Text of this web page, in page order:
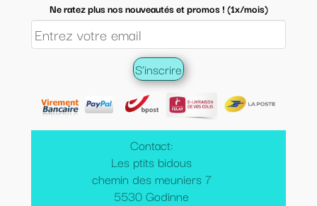
Contact:
Les ptits bidous
chemin des meuniers 7
5530 Godinne
Ne ratez plus nos nouveautés et promos ! (1x/mois)